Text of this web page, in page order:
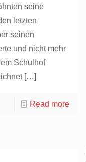
seine
letzten
seinen
und nicht mehr
Schulhof
[…]
Read more